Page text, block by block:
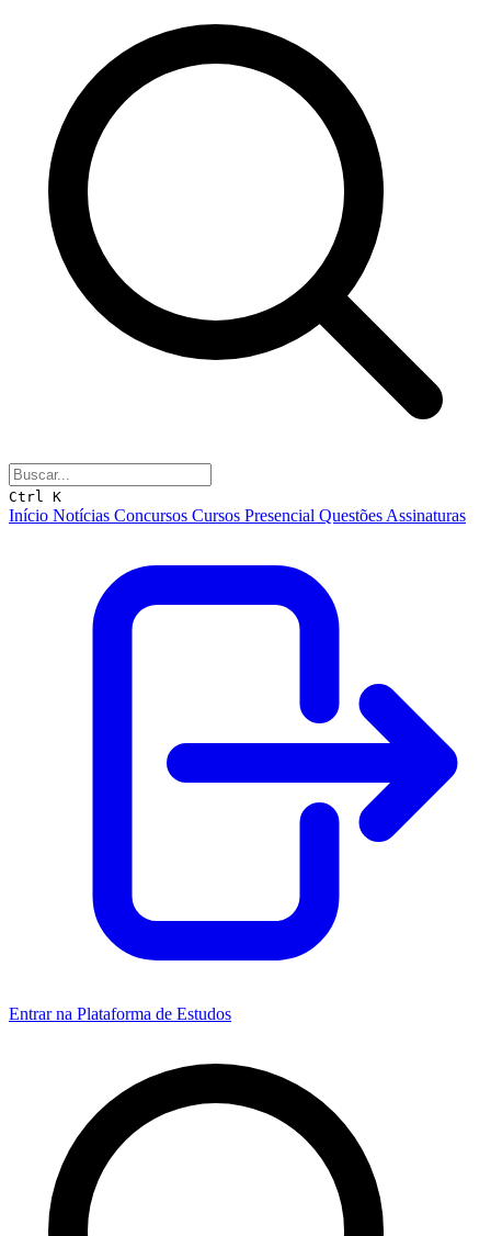
Ctrl K
Início Notícias Concursos Cursos Presencial Questões Assinaturas
Entrar na Plataforma de Estudos